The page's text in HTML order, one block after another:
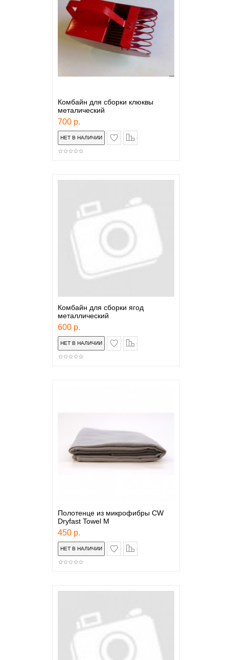
Комбайн для сборки клюквы
металический
700 р.
в закладки
Комбайн для сборки ягод
металлический
600 р.
в закладки
Полотенце из микрофибры CW
Dryfast Towel M
450 р.
в закладки